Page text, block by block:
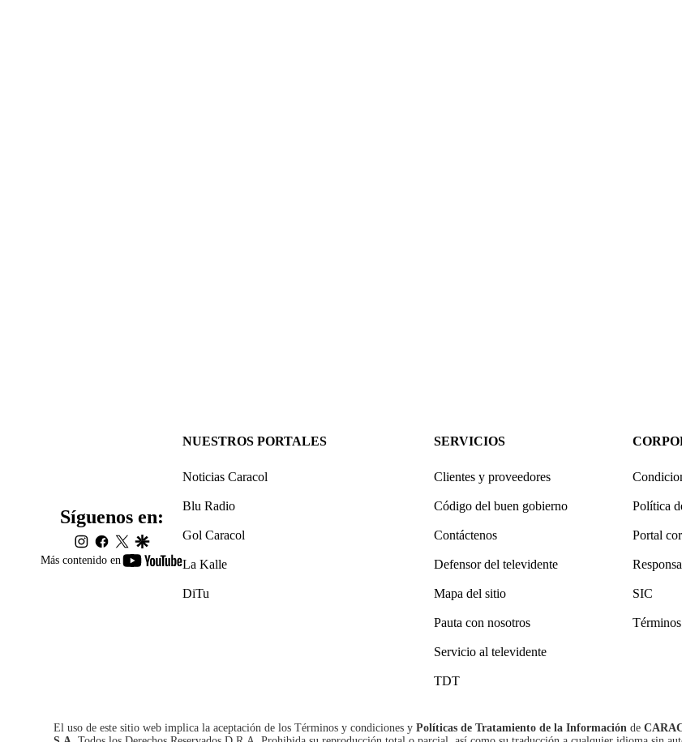
Más contenido en
youtube-
Síguenos en:
instagram
facebook
twittergoogle
NUESTROS PORTALES
Noticias Caracol
Blu Radio
Gol Caracol
La Kalle
DiTu
SERVICIOS
Clientes y proveedores
Código del buen gobierno
Contáctenos
Defensor del televidente
Mapa del sitio
Pauta con nosotros
Servicio al televidente
TDT
Política
Portal
SIC
El uso de este sitio web implica la aceptación de los Términos y condiciones y Políticas de Tratamiento de la Información de